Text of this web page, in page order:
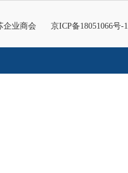
企业商会 京ICP备18051066号-1